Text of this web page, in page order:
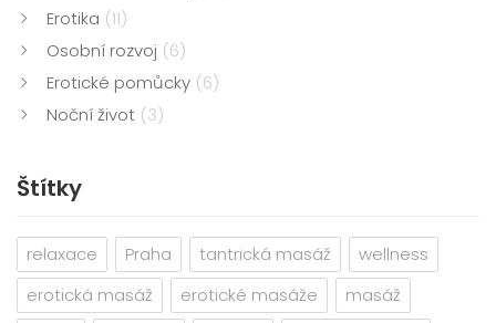
Erotika (11)
Osobní rozvoj (6)
Erotické pomůcky (6)
Noční život (3)
Štítky
relaxace Praha tantrická masáž
wellness
erotická masáž
erotické masáže
masáž